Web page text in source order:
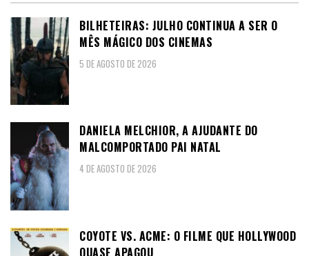
BILHETEIRAS: JULHO CONTINUA A SER O
MÊS MÁGICO DOS CINEMAS
5 DE AGOSTO DE 2026
DANIELA MELCHIOR, A AJUDANTE DO
MALCOMPORTADO PAI NATAL
4 DE AGOSTO DE 2026
COYOTE VS. ACME: O FILME QUE HOLLYWOOD
QUASE APAGOU